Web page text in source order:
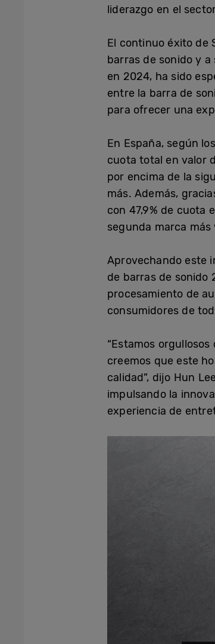
liderazgo en el
El continuo éxito de
barras de sonido y
en 2024, ha sido
entre la barra de
para ofrecer una
En España, según
cuota total en valor
por encima de la
más. Además,
con 47,9% de cuota
segunda marca
Aprovechando este
de barras de sonido
procesamiento de
consumidores de
“Estamos
creemos que este
calidad”, dijo Hun
impulsando la
experiencia de